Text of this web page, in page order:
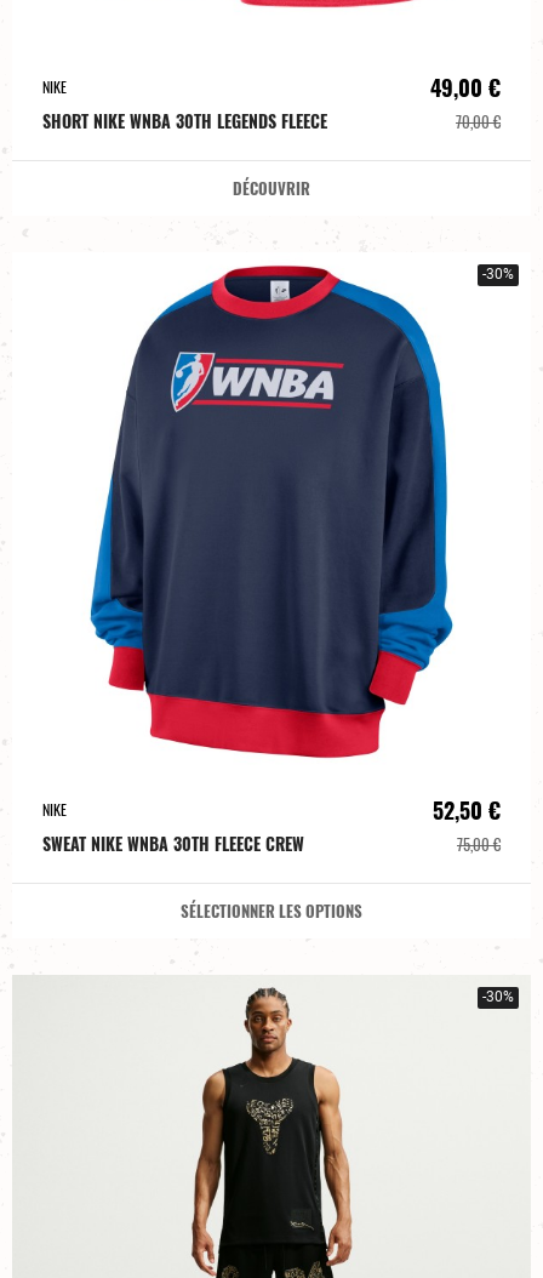
NIKE
SHORT NIKE WNBA 30TH LEGENDS FLEECE
49,00 €
70,00 €
DÉCOUVRIR
-30%
NIKE
SWEAT NIKE WNBA 30TH FLEECE CREW
52,50 €
75,00 €
SÉLECTIONNER LES OPTIONS
-30%